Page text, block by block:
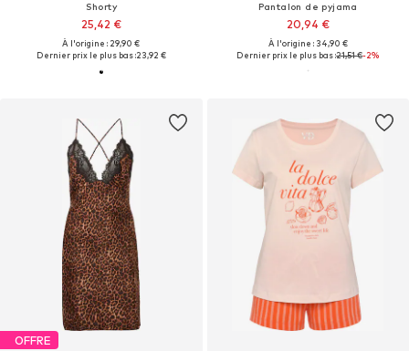
Shorty
25,42 €
À l'origine : 29,90 €
Dernier prix le plus bas :23,92 €
Pantalon de pyjama
20,94 €
À l'origine : 34,90 €
Dernier prix le plus bas :21,51 €-2%
OFFRE